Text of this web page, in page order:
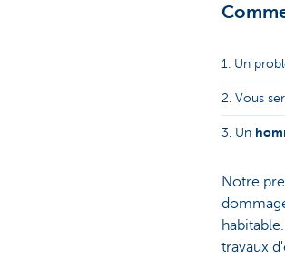
1. Un
2. Vous
3. Un
Notre
travaux